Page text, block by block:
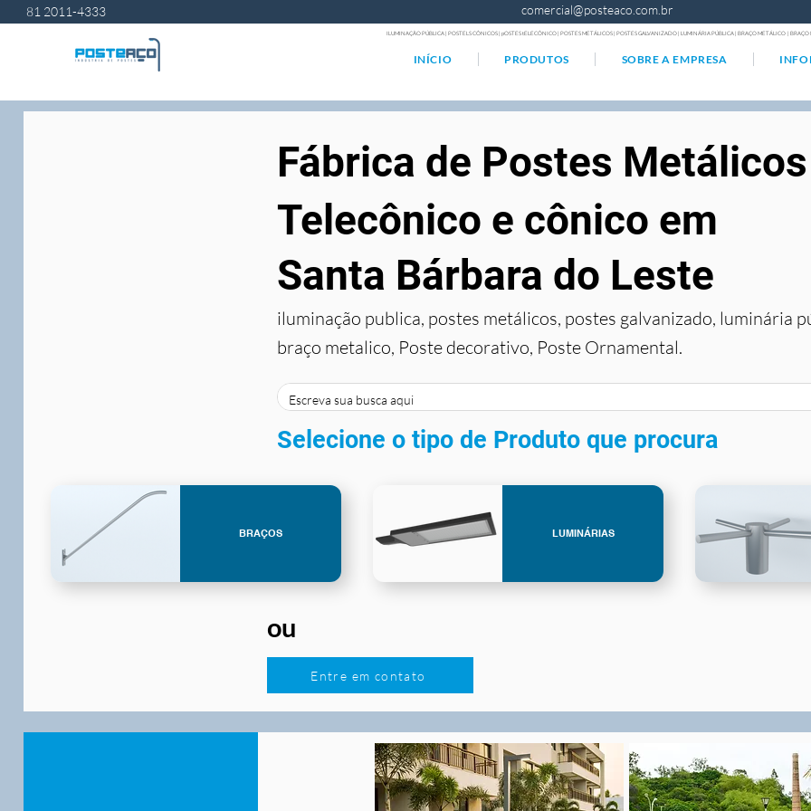
81 2011-4333 comercial@posteaco.com.br
ILUMINAÇÃO PÚBLICA | POSTELS CÔNICOS | pOSTES tELECÔNICO | POSTES METÁLICOS | POSTES GALVANIZADO | LUMINÁRIA PÚBLICA | BRAÇO METÁLICO |
INÍCIO PRODUTOS SOBRE A EMPRESA
Santa Bárbara do Leste
Fábrica de Postes Metálicos
Telecônico e cônico em
iluminação publica, postes metálicos, postes galvanizado, luminária
braço metalico, Poste decorativo, Poste Ornamental.
Selecione o tipo de Produto que procura
BRAÇOS LUMINÁRIAS
ou
Entre em contato